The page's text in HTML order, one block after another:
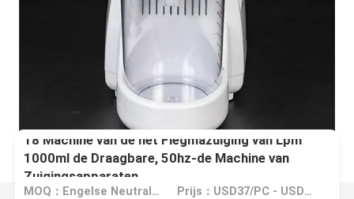
18 Machine van de het Flegmazuiging van Lpm
1000ml de Draagbare, 50hz-de Machine van
Zuigingsapparaten
MOQ：Engelse Neutrale Versie: MOQ 50PCS/OEM: MOQ 500PCS Prijs：USD37/PC - USD43/PC